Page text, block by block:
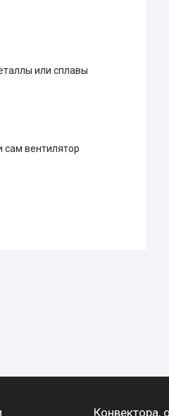
или сплавы
сам вентилятор
Конвектора,